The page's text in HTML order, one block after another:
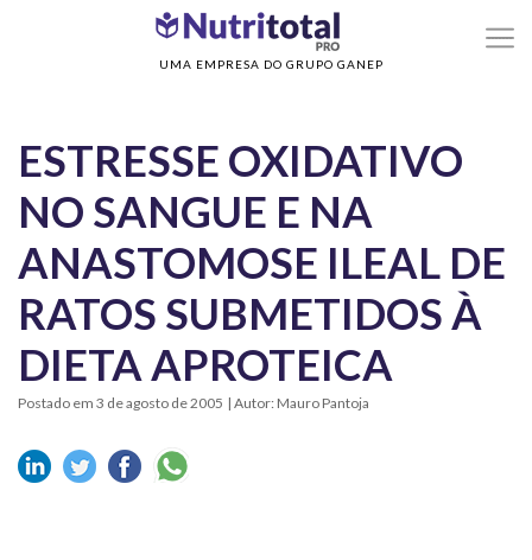
UMA EMPRESA DO GRUPO GANEP
ESTRESSE OXIDATIVO NO SANGUE E NA ANASTOMOSE ILEAL DE
SUBMETIDOS À DIETA APROTEICA
ESTRESSE OXIDATIVO
NO SANGUE E NA
ANASTOMOSE ILEAL DE
RATOS SUBMETIDOS À
DIETA APROTEICA
Postado em 3 de agosto de 2005 | Autor: Mauro Pantoja